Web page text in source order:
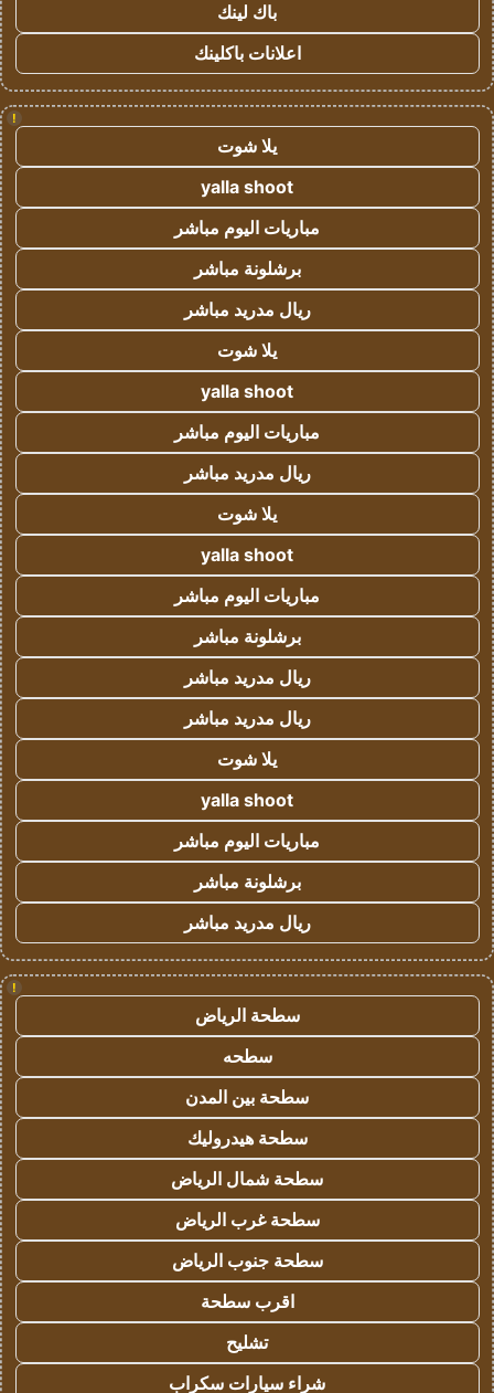
باك لينك
اعلانات باكلينك
!
يلا شوت
yalla shoot
مباريات اليوم مباشر
برشلونة مباشر
ريال مدريد مباشر
يلا شوت
yalla shoot
مباريات اليوم مباشر
ريال مدريد مباشر
يلا شوت
yalla shoot
مباريات اليوم مباشر
برشلونة مباشر
ريال مدريد مباشر
ريال مدريد مباشر
يلا شوت
yalla shoot
مباريات اليوم مباشر
برشلونة مباشر
ريال مدريد مباشر
!
سطحة الرياض
سطحه
سطحة بين المدن
سطحة هيدروليك
سطحة شمال الرياض
سطحة غرب الرياض
سطحة جنوب الرياض
اقرب سطحة
تشليح
شراء سيارات سكراب